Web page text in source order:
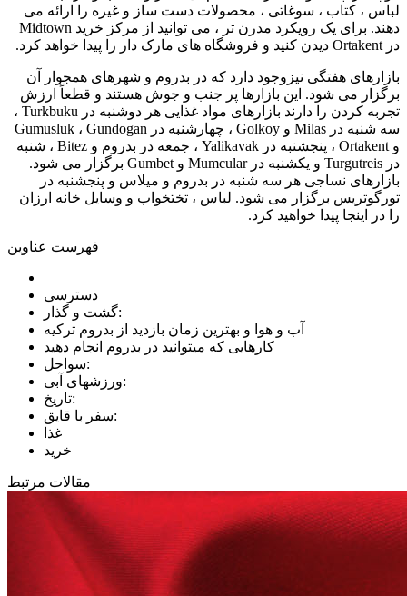
لباس ، کتاب ، سوغاتی ، محصولات دست ساز و غیره را ارائه می
دهند. برای یک رویکرد مدرن تر ، می توانید از مرکز خرید Midtown
در Ortakent دیدن کنید و فروشگاه های مارک دار را پیدا خواهد کرد.
بازارهای هفتگی نیزوجود دارد که در بدروم و شهرهای همجوار آن
برگزار می شود. این بازارها پر جنب و جوش هستند و قطعاً ارزش
تجربه کردن را دارند بازارهای مواد غذایی هر دوشنبه در Turkbuku ،
سه شنبه در Milas و Golkoy ، چهارشنبه در Gumusluk ، Gundogan
و Ortakent ، پنجشنبه در Yalikavak ، جمعه در بدروم و Bitez ، شنبه
در Turgutreis و یکشنبه در Mumcular و Gumbet برگزار می شود.
بازارهای نساجی هر سه شنبه در بدروم و میلاس و پنجشنبه در
تورگوتریس برگزار می شود. لباس ، تختخواب و وسایل خانه ارزان
را در اینجا پیدا خواهید کرد.
فهرست عناوین
دسترسی
گشت و گذار:
آب و هوا و بهترین زمان بازدید از بدروم ترکیه
کارهایی که میتوانید در بدروم انجام دهید
سواحل:
ورزشهای آبی:
تاریخ:
سفر با قایق:
غذا
خرید
مقالات مرتبط